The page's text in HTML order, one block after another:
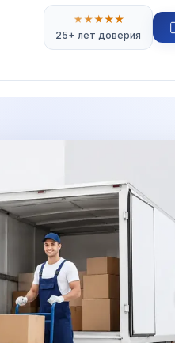
★★★★★
25+ лет доверия